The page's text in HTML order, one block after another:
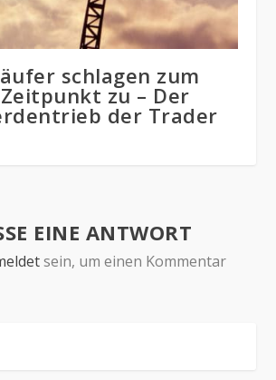
schlagen zum
zu – Der
der Trader
EINE ANTWORT
sein, um einen Kommentar